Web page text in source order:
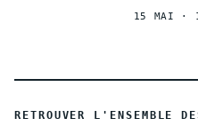
15 MAI ·
RETROUVER L'ENSEMBLE